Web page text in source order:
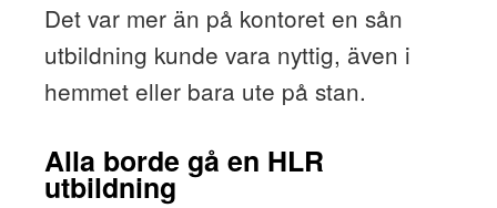
Det var mer än på kontoret en sån
utbildning kunde vara nyttig, även i
hemmet eller bara ute på stan.
Alla borde gå en HLR
utbildning